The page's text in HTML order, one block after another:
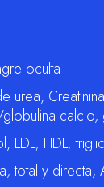
oculta
urea,
calcio,
LDL; HDL;
total y directa,